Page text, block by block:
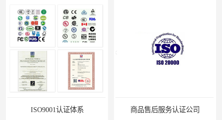
ISO9001认证体系 商品售后服务认证公司